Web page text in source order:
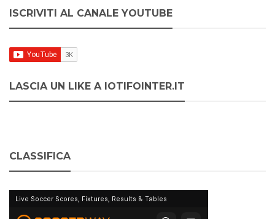
ISCRIVITI AL CANALE YOUTUBE
LASCIA UN LIKE A IOTIFOINTER.IT
CLASSIFICA